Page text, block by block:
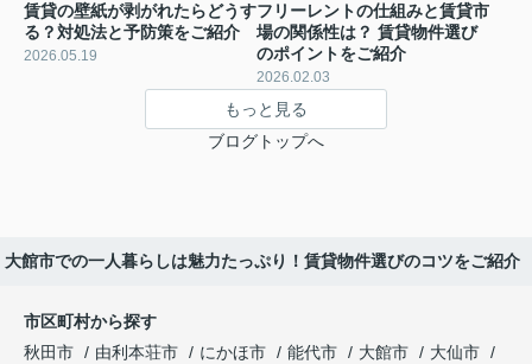
賃貸の壁紙が剥がれたらどうす
る？対処法と予防策をご紹介
2026.05.19
フリーレントの仕組みと賃貸市
場の関係性は？ 賃貸物件選び
のポイントをご紹介
2026.02.03
もっと見る
ブログトップへ
大館市での一人暮らしは魅力たっぷり！賃貸物件選びのコツをご紹介
市区町村から探す
秋田市
由利本荘市 にかほ市 能代市 大館市
大仙市